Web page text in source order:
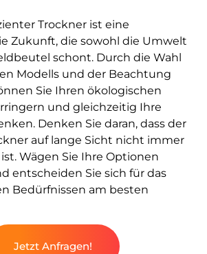
Trockner ist eine
Zukunft, die sowohl die Umwelt
schont. Durch die Wahl
Modells und der Beachtung
Sie Ihren ökologischen
und gleichzeitig Ihre
Denken Sie daran, dass der
auf lange Sicht nicht immer
Wägen Sie Ihre Optionen
entscheiden Sie sich für das
Bedürfnissen am besten
Jetzt Anfragen!